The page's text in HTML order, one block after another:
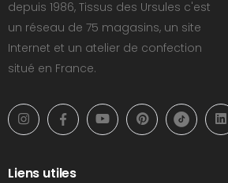
depuis 1986, Tissus des Ursules c'est
un réseau de 75 magasins, un site
Internet et un atelier de confection
situé en France.
Liens utiles